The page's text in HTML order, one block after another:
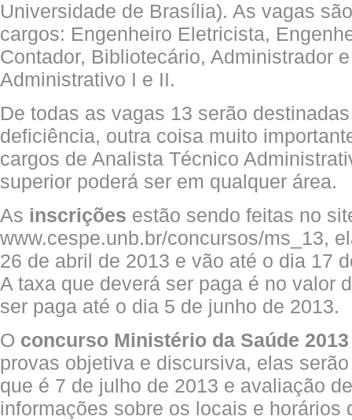
Universidade de Brasília). As vagas
cargos: Engenheiro Eletricista,
Contador, Bibliotecário, Administrador
Administrativo I e II.
De todas as vagas 13 serão
deficiência, outra coisa muito
cargos de Analista Técnico
superior poderá ser em qualquer área.
As inscrições estão sendo feitas no
www.cespe.unb.br/concursos/ms_13,
26 de abril de 2013 e vão até o dia 17
A taxa que deverá ser paga é no valor
ser paga até o dia 5 de junho de 2013.
O concurso Ministério da Saúde 2013
provas objetiva e discursiva, elas
que é 7 de julho de 2013 e avaliação
informações sobre os locais e horários